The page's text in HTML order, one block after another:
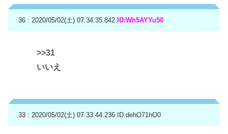
36 : 2020/05/02(土) 07:34:35.842 ID:Wh5AYYu50
>>31
いいえ
33 : 2020/05/02(土) 07:33:44.236 ID:dehO71hO0